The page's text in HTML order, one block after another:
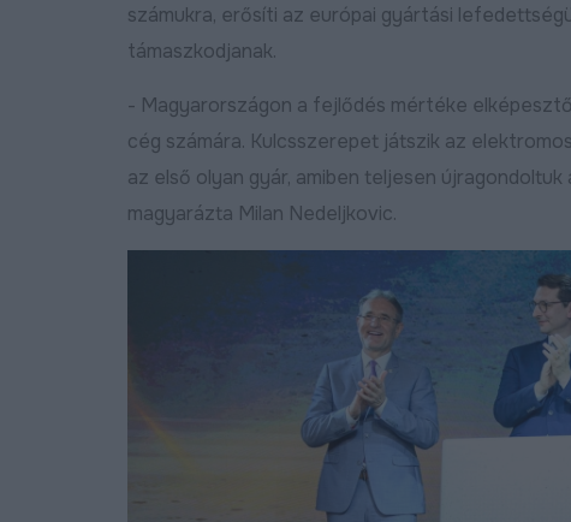
számukra, erősíti az európai gyártási
támaszkodjanak.
- Magyarországon a fejlődés mértéke
cég számára. Kulcsszerepet játszik az
az első olyan gyár, amiben teljesen
magyarázta Milan Nedeljkovic.